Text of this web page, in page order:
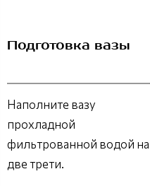
Подготовка вазы
Наполните вазу
прохладной
фильтрованной водой на
две трети.